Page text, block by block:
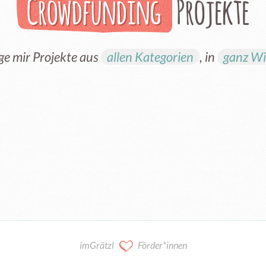
Crowdfunding Projekte
mir Projekte aus allen Kategorien , in ganz
imGrätzl Förder*innen